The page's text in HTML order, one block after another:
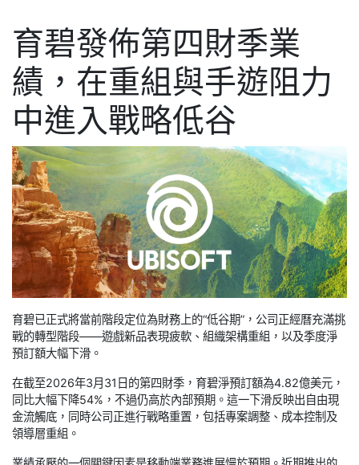
育碧發佈第四財季業
績，在重組與手遊阻力
中進入戰略低谷
育碧已正式將當前階段定位為財務上的“低谷期”，公司正經曆充滿挑
戰的轉型階段——遊戲新品表現疲軟、組織架構重組，以及季度淨
預訂額大幅下滑。
在截至2026年3月31日的第四財季，育碧淨預訂額為4.82億美元，
同比大幅下降54%，不過仍高於內部預期。這一下滑反映出自由現
金流觸底，同時公司正進行戰略重置，包括專案調整、成本控制及
領導層重組。